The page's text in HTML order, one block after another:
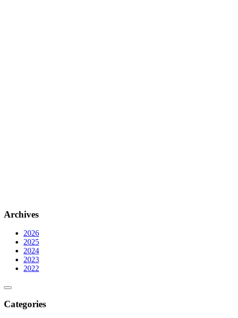
Archives
2026
2025
2024
2023
2022
Categories